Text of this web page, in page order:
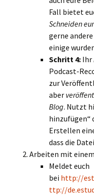
Fall bietet
Schneiden
gerne
einige
Schritt 4: Ihr
Podcast-
zur
aber
Blog. Nutzt
hinzufügen“
Erstellen
dass die
Arbeiten mit einem
Meldet euch
bei http://
ttp://